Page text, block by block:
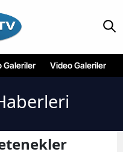
Galeriler Video Galeriler